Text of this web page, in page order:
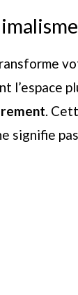
l’espace
.
signifie